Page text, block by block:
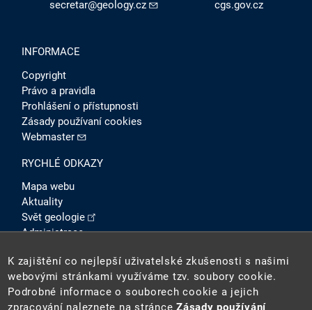
secretar@geology.cz cgs.gov.cz
INFORMACE
Copyright
Právo a pravidla
Prohlášení o přístupnosti
Zásady používaní cookies
Webmaster
RYCHLÉ ODKAZY
Mapa webu
Aktuality
Svět geologie
Administrace
SOCIÁLNÍ SÍTĚ
K zajištění co nejlepší uživatelské zkušenosti s našimi
webovými stránkami využíváme tzv. soubory cookie.
Podrobné informace o souborech cookie a jejich
zpracování naleznete na stránceZásady používání